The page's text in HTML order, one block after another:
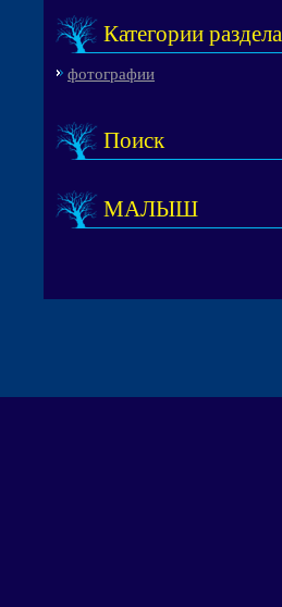
Категории раздела
фотографии
Поиск
МАЛЫШ